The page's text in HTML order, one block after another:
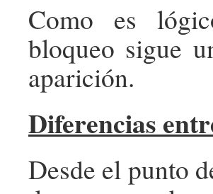
Como es
bloqueo sigue
aparición.
Diferencias
Desde el punto